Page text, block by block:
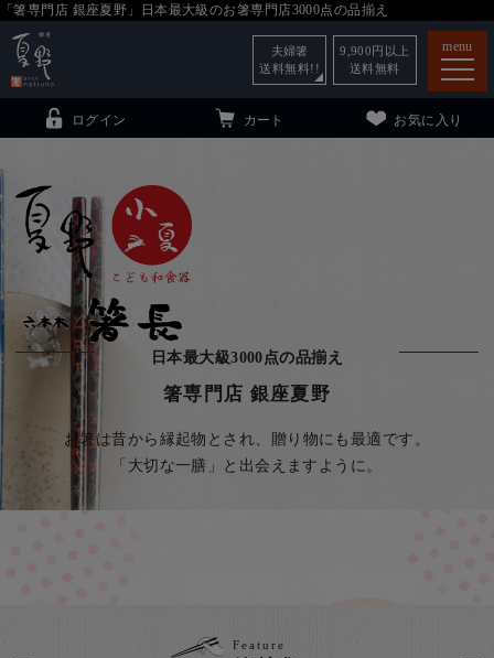
「箸専門店 銀座夏野」日本最大級のお箸専門店3000点の品揃え
menu
箸 （贈答用・自宅用）
子供和食器 （贈答用・自宅用）
銀座夏野・箸長 について
こども和食器
ご利用ガイド
法人・飲食店のお客様
お客様の声
ログイン カート お気に入り
夫婦箸
送料無料!!
9,900 円以上
送料無料
日本最大級3000点の品揃え
箸専門店 銀座夏野
お箸は昔から縁起物とされ、贈り物にも最適です。
「大切な一膳」と出会えますように。
Feature